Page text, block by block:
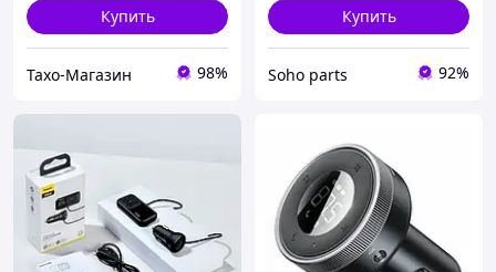
Купить
Тахо-Магазин 98%
Купить
Soho parts 92%